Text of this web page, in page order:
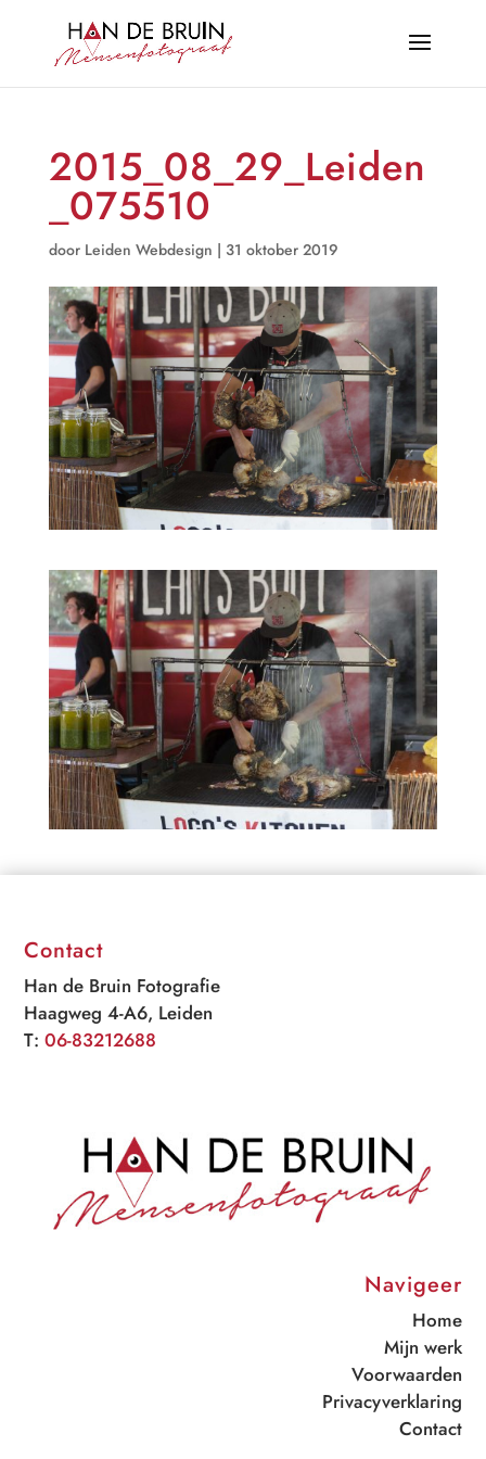
2015_08_29_Leiden
_075510
door Leiden Webdesign | 31 oktober 2019
Contact
Han de Bruin Fotografie
Haagweg 4-A6, Leiden
T:06-83212688
Navigeer
Home
Mijn werk
Voorwaarden
Privacyverklaring
Contact